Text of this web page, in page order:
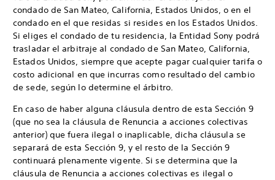
condado de San Mateo, California, Estados Unidos, o en el
condado en el que residas si resides en los Estados Unidos.
Si eliges el condado de tu residencia, la Entidad Sony podrá
trasladar el arbitraje al condado de San Mateo, California,
Estados Unidos, siempre que acepte pagar cualquier tarifa o
costo adicional en que incurras como resultado del cambio
de sede, según lo determine el árbitro.
En caso de haber alguna cláusula dentro de esta Sección 9
(que no sea la cláusula de Renuncia a acciones colectivas
anterior) que fuera ilegal o inaplicable, dicha cláusula se
separará de esta Sección 9, y el resto de la Sección 9
continuará plenamente vigente. Si se determina que la
cláusula de Renuncia a acciones colectivas es ilegal o